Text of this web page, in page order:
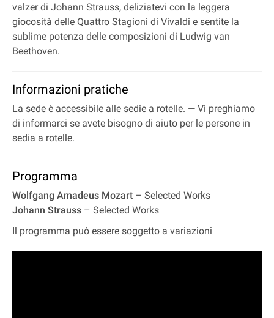
valzer di Johann Strauss, deliziatevi con la leggera
giocosità delle Quattro Stagioni di Vivaldi e sentite la
sublime potenza delle composizioni di Ludwig van
Beethoven.
Informazioni pratiche
La sede è accessibile alle sedie a rotelle. — Vi preghiamo
di informarci se avete bisogno di aiuto per le persone in
sedia a rotelle.
Programma
Wolfgang Amadeus Mozart – Selected Works
Johann Strauss – Selected Works
Il programma può essere soggetto a variazioni